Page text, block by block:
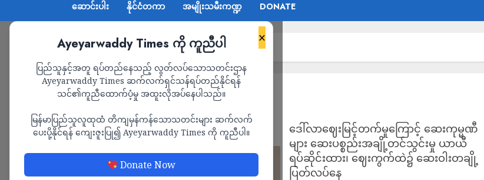
ဆောင်းပါး နိုင်ငံတကာ အမျိုးသမီးကဏ္ဍ DONATE
×
Ayeyarwaddy Times ကို ကူညီပါ
ပြည်သူနှင့်အတူ ရပ်တည်နေသည့် လွတ်လပ်သောသတင်းဌာန
Ayeyarwaddy Times ဆက်လက်ရှင်သန်ရပ်တည်နိုင်ရန်
သင်၏ကူညီထောက်ပံ့မှု အထူးလိုအပ်နေပါသည်။
မြန်မာပြည်သူလူထုထံ တိကျမှန်ကန်သောသတင်းများ ဆက်လက်
ပေးပို့နိုင်ရန် ကျေးဇူးပြု၍ Ayeyarwaddy Times ကို ကူညီပါ။
Donate Now
Home သတင်း Page 1,574
သတင်း
ဒေါ်လာဈေးမြင့်တက်မှုကြောင့် ဆေးကုမ္မဏီ
များ ဆေးပစ္စည်းအချို့တင်သွင်းမှု ယာယီ
ရပ်ဆိုင်းထား၊ ဈေးကွက်ထဲ၌ ဆေးဝါးတချို့
ပြတ်လပ်နေ